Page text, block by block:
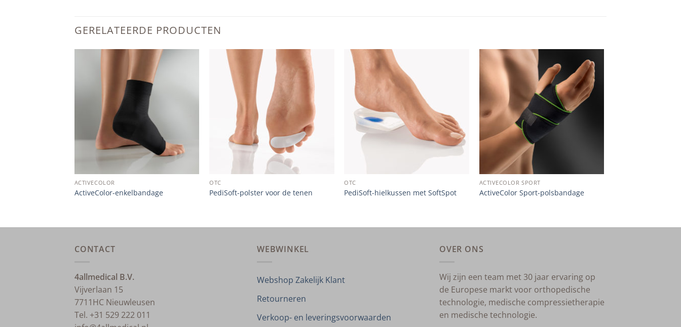
GERELATEERDE PRODUCTEN
ACTIVECOLOR
ActiveColor-enkelbandage
wishlist
OTC
PediSoft-polster voor de tenen
OTC
PediSoft-hielkussen met SoftSpot
Add to
wishlist
ACTIVECOLOR SPORT
ActiveColor Sport-polsbandage
CONTACT
4allmedical B.V.
Vijverlaan 15
7711HC Nieuwleusen
Tel. +31 529 222 011
WEBWINKEL
Webshop Zakelijk Klant
Retourneren
Verkoop- en leveringsvoorwaarden
OVER ONS
Wij zijn een team met 30 jaar ervaring op
de Europese markt voor orthopedische
technologie, medische compressietherapie
en medische technologie.